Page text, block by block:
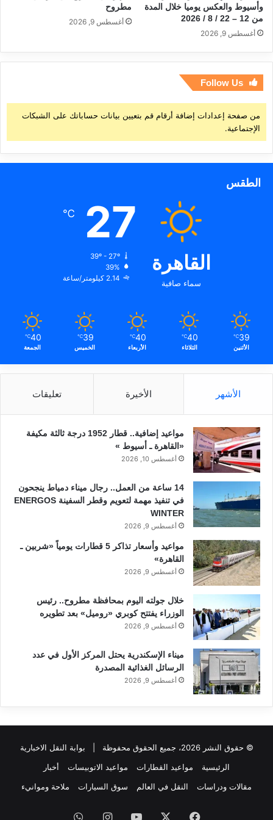
وأسيوط والعكس يوميا خلال المدة
من 12 – 22 / 8 / 2026
أغسطس 9, 2026
مطروح
أغسطس 9, 2026
Follow Us
من صفحة إعدادات إضافة أرقام قم بتعيين بيانات حساباتك على الشبكات
الإجتماعية.
الطقس
القاهرة
سماء صافية
27
℃
39º - 27º
39%
2.14 كيلومتر/ساعة
39
℃
الأثنين
40
℃
الثلاثاء
40
℃
الأربعاء
39
℃
الخميس
40
℃
الجمعة
الأشهر الأخيرة تعليقات
مواعيد إضافية.. قطار 1952 درجة ثالثة مكيفة
«القاهرة ـ أسيوط »
أغسطس 10, 2026
14 ساعة من العمل.. رجال ميناء دمياط ينجحون
في تنفيذ مهمة لتعويم وقطر السفينة ENERGOS
WINTER
أغسطس 9, 2026
مواعيد وأسعار تذاكر 5 قطارات يومياً «شربين ـ
القاهرة»
أغسطس 9, 2026
خلال جولته اليوم بمحافظة مطروح.. رئيس
الوزراء يفتتح كوبري «روميل» بعد تطويره
أغسطس 9, 2026
ميناء الإسكندرية يحتل المركز الأول في عدد
الرسائل الغذائية المصدرة
أغسطس 9, 2026
© حقوق النشر 2026، جميع الحقوق محفوظة |
بوابة النقل الاخبارية
الرئيسية
مواعيد القطارات مواعيد الاتوبيسات
أخبار
مقالات ودراسات
النقل في العالم سوق السيارات ملاحة وموانيء
فيسبوك ‫YouTubeانستقرام